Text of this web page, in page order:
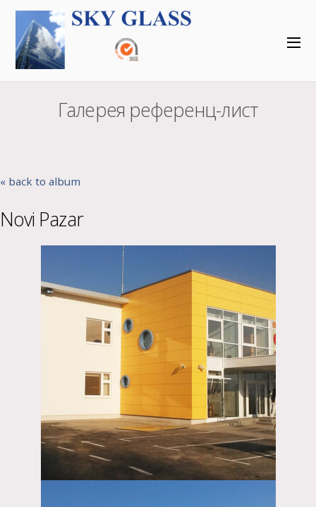
Галерея референц-лист
« back to album
Novi Pazar